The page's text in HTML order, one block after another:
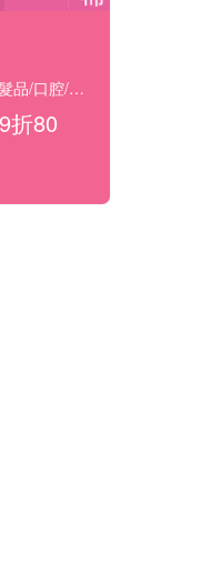
8/1-8/9 開架髮品/口腔/洗沐★滿699折80
折80